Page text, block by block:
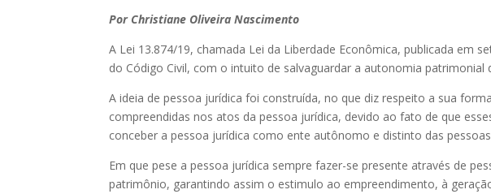
Por Christiane Oliveira Nascimento
A Lei 13.874/19, chamada Lei da Liberdade Econômica, publicada em
do Código Civil, com o intuito de salvaguardar a autonomia patrimonial
A ideia de pessoa jurídica foi construída, no que diz respeito a sua
compreendidas nos atos da pessoa jurídica, devido ao fato de que
conceber a pessoa jurídica como ente autônomo e distinto das
Em que pese a pessoa jurídica sempre fazer-se presente através de
patrimônio, garantindo assim o estimulo ao empreendimento, à